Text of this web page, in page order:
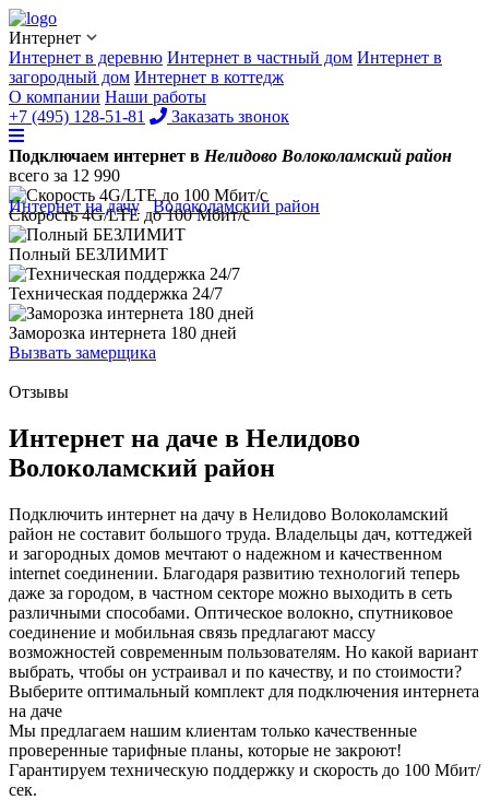
Интернет
Интернет в деревню Интернет в частный дом Интернет в
загородный дом Интернет в коттедж
О компании Наши работы
+7 (495) 128-51-81
Заказать звонок
Интернет на дачу/ Волоколамский район
Подключаем интернет в Нелидово Волоколамский район
всего за 12 990
Скорость 4G/LTE до100 Мбит/с
Полный БЕЗЛИМИТ
Техническая поддержка 24/7
Заморозка интернета 180 дней
Вызвать замерщика
Отзывы
Интернет на даче в Нелидово
Волоколамский район
Подключить интернет на дачу в Нелидово Волоколамский
район не составит большого труда. Владельцы дач, коттеджей
и загородных домов мечтают о надежном и качественном
internet соединении. Благодаря развитию технологий теперь
даже за городом, в частном секторе можно выходить в сеть
различными способами. Оптическое волокно, спутниковое
соединение и мобильная связь предлагают массу
возможностей современным пользователям. Но какой вариант
выбрать, чтобы он устраивал и по качеству, и по стоимости?
Выберите оптимальный комплект для подключения интернета
на даче
Мы предлагаем нашим клиентам только качественные
проверенные тарифные планы, которые не закроют!
Гарантируем техническую поддержку и скорость до 100 Мбит/
сек.